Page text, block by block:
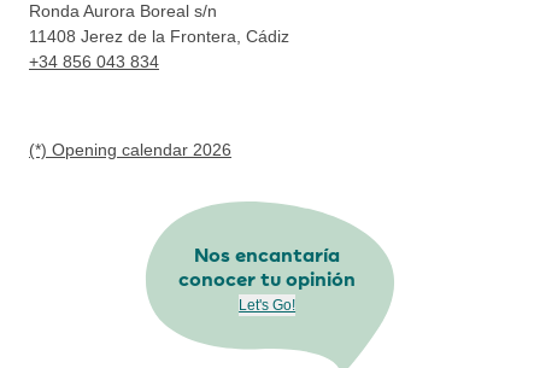
Ronda Aurora Boreal s/n
11408 Jerez de la Frontera, Cádiz
+34 856 043 834
(*) Opening calendar 2026
Nos encantaría
conocer tu opinión
Let's Go!